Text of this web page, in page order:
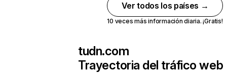
Ver todos los países →
10 veces más información diaria. ¡Gratis!
tudn.com
Trayectoria del tráfico web